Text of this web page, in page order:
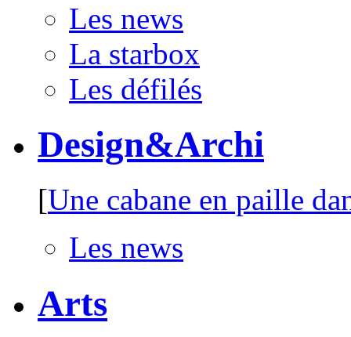
Les news
La starbox
Les défilés
Design&Archi
[Une cabane en paille
Les news
Arts